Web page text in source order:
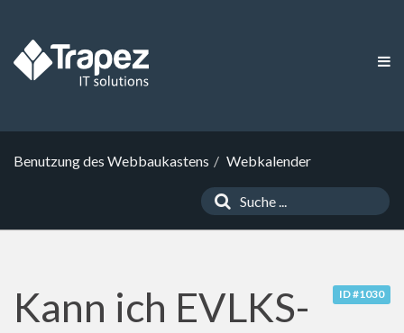
Benutzung des Webbaukastens Webkalender
ID #1030
Kann ich EVLKS-